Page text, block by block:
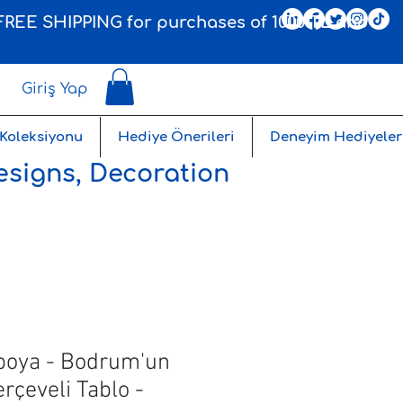
SHIPPING for purchases of 1000 TL and
Giriş Yap
Hediye Önerileri Deneyim
Decoration
- Bodrum'un
Tablo -